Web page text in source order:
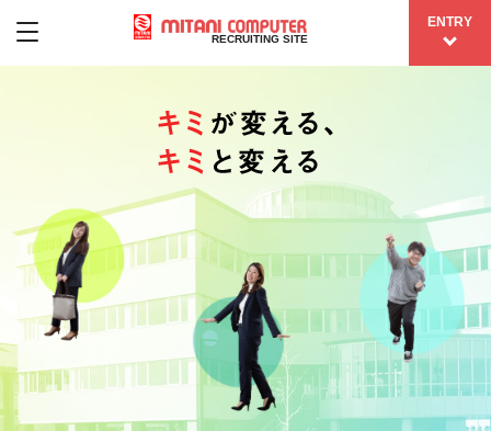
RECRUITING SITE
ENTRY
キミが変え
る、キミと変